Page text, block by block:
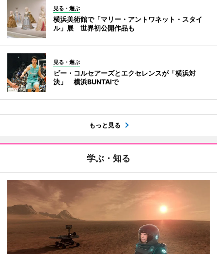
見る・遊ぶ
横浜美術館で「マリー・アントワネット・スタイ
ル」展 世界初公開作品も
見る・遊ぶ
ビー・コルセアーズとエクセレンスが「横浜対
決」 横浜BUNTAIで
もっと見る
学ぶ・知る